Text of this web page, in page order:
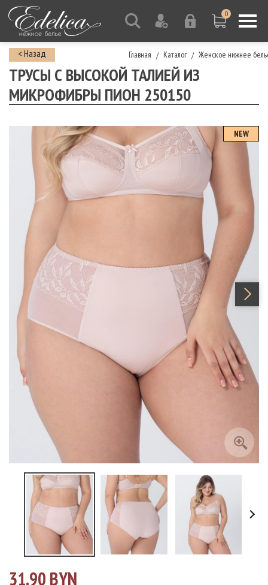
0
< Назад Главная / Каталог / Женское нижнее
ТРУСЫ С ВЫСОКОЙ ТАЛИЕЙ ИЗ
МИКРОФИБРЫ ПИОН 250150
NEW
31.90 BYN